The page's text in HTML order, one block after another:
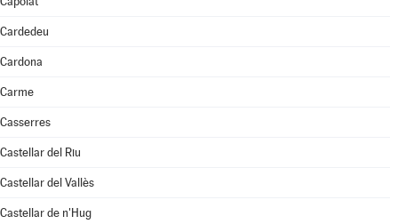
Cardedeu
Cardona
Carme
Casserres
Castellar del Riu
Castellar del Vallès
Castellar de n'Hug